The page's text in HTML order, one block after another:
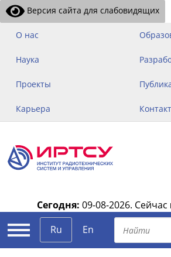
Версия сайта для слабовидящих
О нас
Наука
Проекты
Карьера
Сегодня: 09-08-2026. Сейчас
Ru
En